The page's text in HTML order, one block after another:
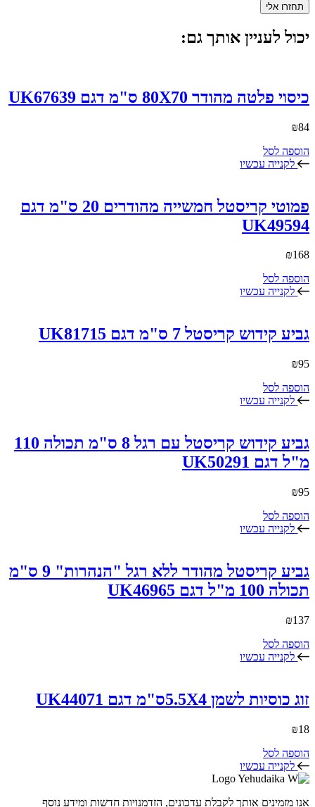
תחזרו אלי
יכול לעניין אותך גם:
כיסוי פלטה מהודר 80X70 ס"מ דגם UK67639
₪84
הוספה לסל
לקנייה עכשיו
פמוטי קריסטל חמשייה מהודרים 20 ס"מ דגם
UK49594
₪168
הוספה לסל
לקנייה עכשיו
גביע קידוש קריסטל 7 ס"מ דגם UK81715
₪95
הוספה לסל
לקנייה עכשיו
גביע קידוש קריסטל עם רגל 8 ס"מ תכולה 110
מ"ל דגם UK50291
₪95
הוספה לסל
לקנייה עכשיו
גביע קריסטל מהודר ללא רגל "הנהרות" 9 ס"מ
תכולה 100 מ"ל דגם UK46965
₪137
הוספה לסל
לקנייה עכשיו
זוג כוסיות לשמן 5.5X4ס"מ דגם UK44071
₪18
הוספה לסל
לקנייה עכשיו
אנו מזמינים אותך לקבלת עדכונים, הזדמנויות חדשות ומידע נוסף